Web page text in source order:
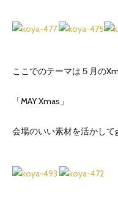
ここでのテーマは５月の
「MAY Xmas」
会場のいい素材を活かして